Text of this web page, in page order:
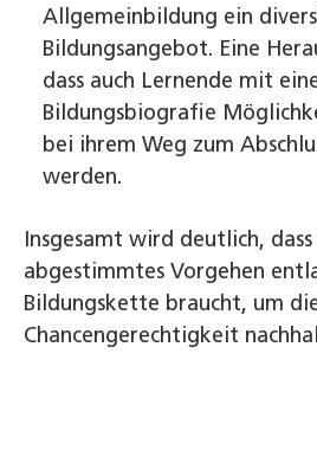
Allgemeinbildung ein
Bildungsangebot. Eine
dass auch Lernende mit
Bildungsbiografie
bei ihrem Weg zum
werden.
Insgesamt wird deutlich, dass
abgestimmtes Vorgehen
Bildungskette braucht, um
Chancengerechtigkeit